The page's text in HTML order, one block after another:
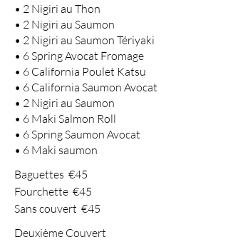
• 2 Nigiri au Thon
• 2 Nigiri au Saumon
• 2 Nigiri au Saumon Tériyaki
• 6 Spring Avocat Fromage
• 6 California Poulet Katsu
• 6 California Saumon Avocat
• 2 Nigiri au Saumon
• 6 Maki Salmon Roll
• 6 Spring Saumon Avocat
Baguettes €45
Fourchette €45
Sans couvert €45
Deuxième Couvert